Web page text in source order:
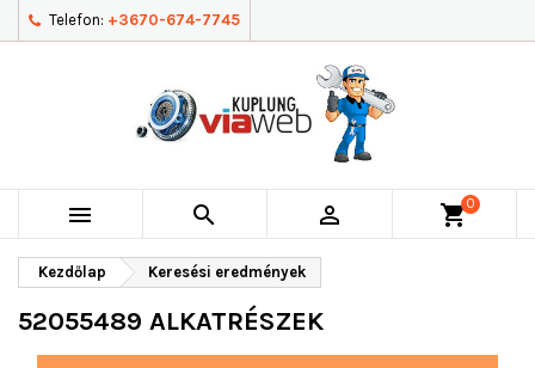
Telefon: +3670-674-7745
   shopping_cart0
Kezdőlap Keresési eredmények
52055489 ALKATRÉSZEK